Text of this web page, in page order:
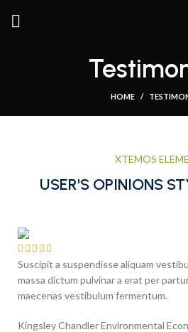
HOME
XTEMOS
USER'S OPINIONS
Suscipit a suspendisse aliquam
massa dictum pulvinar a erat per
maecenas vestibulum fermentum.
Kingsley ChandlerEnvironmental